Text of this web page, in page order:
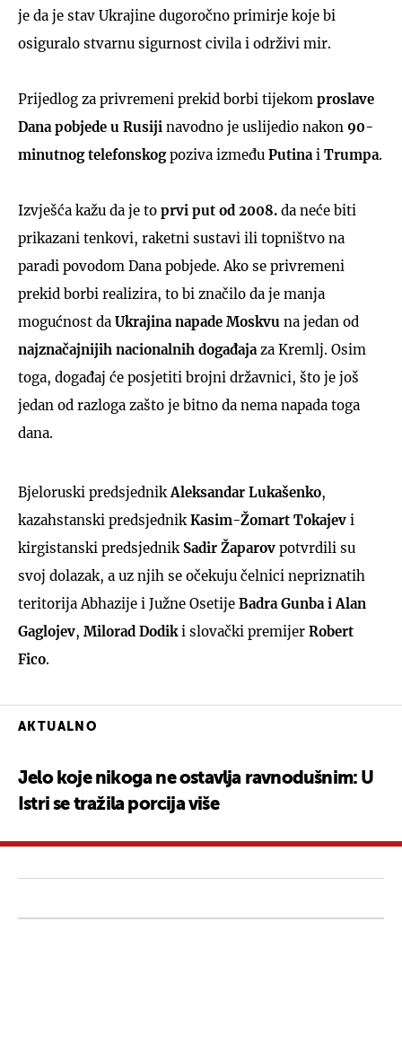
je da je stav Ukrajine dugoročno primirje koje bi
osiguralo stvarnu sigurnost civila i održivi mir.
Prijedlog za privremeni prekid borbi tijekom proslave
Dana pobjede u Rusiji navodno je uslijedio nakon 90-
minutnog telefonskogpoziva između Putina i Trumpa.
Izvješća kažu da je to prvi put od 2008. da neće biti
prikazani tenkovi, raketni sustavi ili topništvo na
paradi povodom Dana pobjede. Ako se privremeni
prekid borbi realizira, to bi značilo da je manja
mogućnost da Ukrajina napade Moskvu na jedan od
najznačajnijih nacionalnih događaja za Kremlj. Osim
toga, događaj će posjetiti brojni državnici, što je još
jedan od razloga zašto je bitno da nema napada toga
dana.
Bjeloruski predsjednik Aleksandar Lukašenko,
kazahstanski predsjednik Kasim-Žomart Tokajev i
kirgistanski predsjednik Sadir Žaparov potvrdili su
svoj dolazak, a uz njih se očekuju čelnici nepriznatih
teritorija Abhazije i Južne Osetije Badra Gunba i Alan
Gaglojev, Milorad Dodiki slovački premijer Robert
Fico.
AKTUALNO
Jelo koje nikoga ne ostavlja ravnodušnim: U
Istri se tražila porcija više